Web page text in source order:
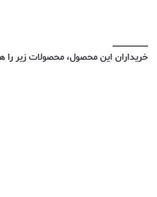
خریداران این محصول، محصولات زیر را